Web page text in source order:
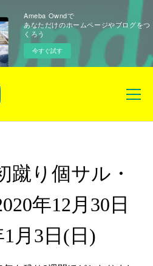
Ameba Owndで
あなただけのホームページやブログをつ
くろう
今すぐ試す
蹴り個サル・
年12月30日
月3日(日)